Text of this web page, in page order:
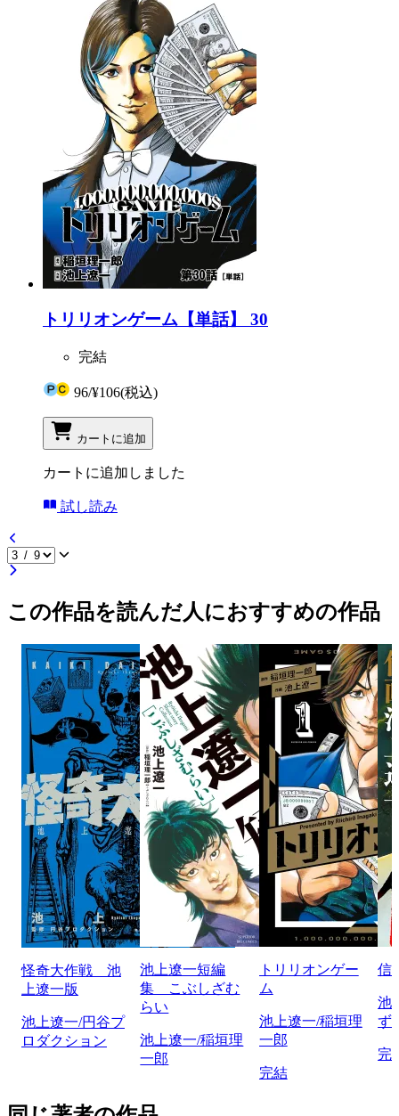
トリリオンゲーム【単話】 30
完結
96/¥106(税込)
カートに追加
カートに追加しました
試し読み
この作品を読んだ人におすすめの作品
怪奇大作戦 池
上遼一版
池上遼一/円谷プ
ロダクション
池上遼一短編
集 こぶしざむ
らい
池上遼一/稲垣理
一郎
トリリオンゲー
ム
池上遼一/稲垣理
一郎
完結
信
池
ず
完